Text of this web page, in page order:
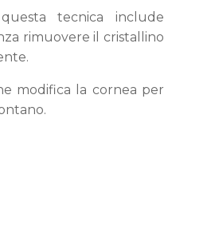
tecnica include
rimuovere il cristallino
modifica la cornea per